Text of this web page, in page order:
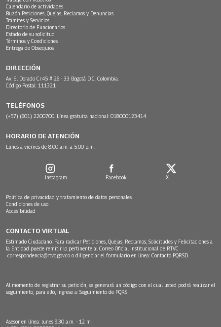
Calendario de actividades
Buzón Peticiones, Quejas, Reclamos y Denuncias
Trámites y Servicios
Directorio de Funcionarios
Estado de su solicitud
Términos y Condiciones
Entrega de Obsequios
DIRECCIÓN
Av. El Dorado Cr.45 # 26 - 33 Bogotá D.C. Colombia.
Código Postal: 111321
TELÉFONOS
(+57) (601) 2200700. Línea gratuita nacional: 018000123414
HORARIO DE ATENCIÓN
Lunes a viernes de 8:00 a.m. a 5:00 p.m.
Instagram Facebook X
Política de privacidad y tratamiento de datos personales
Condiciones de uso
Accesibilidad
CONTACTO VIRTUAL
Estimado Ciudadano: Para radicar Peticiones, Quejas, Reclamos, Solicitudes y Felicitaciones a
la Entidad puede remitir lo pertinente al Correo Oficial Institucional de RTVC
correspondencia@rtvc.gov.co o diligenciar el formulario en línea: Contacto PQRSD.
Al momento de registrar su petición, se generará un código con el cual usted podrá realizar el
seguimiento, para ello, ingrese a: Seguimiento de PQRS
Asesor en línea: lunes 9:30 a.m. - 12 m